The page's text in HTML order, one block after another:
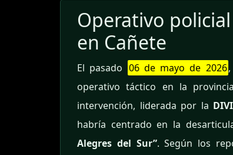
Operativo
en Cañete
El pasado 06 de mayo de 2026
operativo táctico en la
intervención, liderada por la
habría centrado en la
Alegres del Sur”. Según los